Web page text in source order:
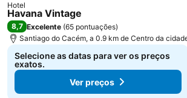
Hotel
Havana Vintage
8,7 Excelente (65 pontuações)
Santiago do Cacém, a 0.9 km de Centro da
Selecione as datas para ver os preços
exatos.
Ver preços